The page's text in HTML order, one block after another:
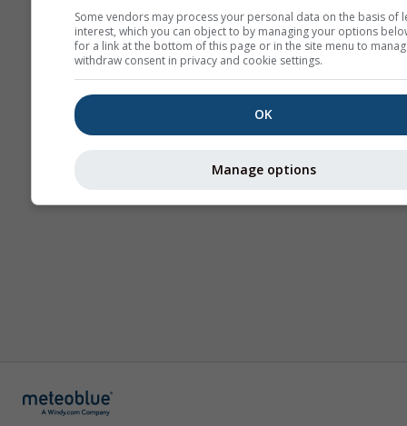
Some vendors may process your personal data on the basis of
interest, which you can object to by managing your options
for a link at the bottom of this page or in the site menu to
withdraw consent in privacy and cookie settings.
OK
Manage options